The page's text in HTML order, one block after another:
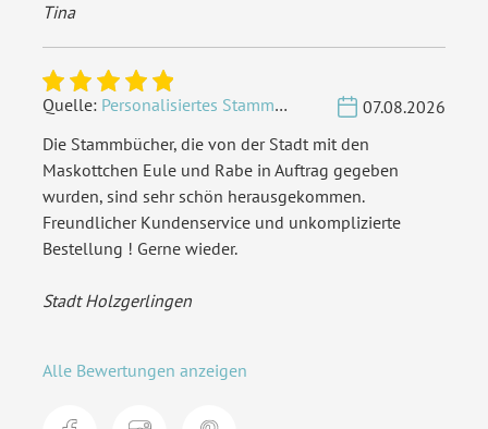
Tina
Quelle: Personalisiertes Stammbuch - Eigene Gravurdatei hochladen
07.08.2026
Die Stammbücher, die von der Stadt mit den
Maskottchen Eule und Rabe in Auftrag gegeben
wurden, sind sehr schön herausgekommen.
Freundlicher Kundenservice und unkomplizierte
Bestellung ! Gerne wieder.
Stadt Holzgerlingen
Alle Bewertungen anzeigen